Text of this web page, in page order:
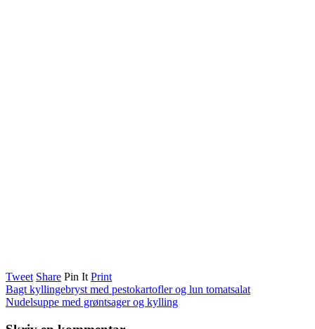
Tweet Share Pin It Print
Bagt kyllingebryst med pestokartofler og lun tomatsalat
Nudelsuppe med grøntsager og kylling